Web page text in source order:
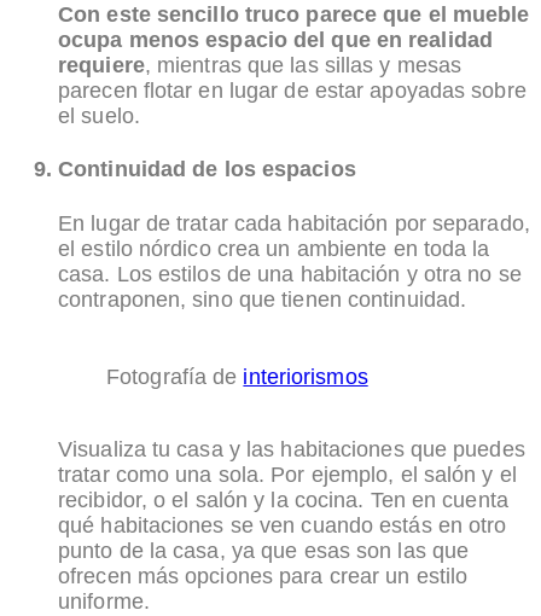
Con este sencillo truco parece que el mueble
ocupa menos espacio del que en realidad
requiere, mientras que las sillas y mesas
parecen flotar en lugar de estar apoyadas sobre
el suelo.
Continuidad de los espacios
En lugar de tratar cada habitación por separado,
el estilo nórdico crea un ambiente en toda la
casa. Los estilos de una habitación y otra no se
contraponen, sino que tienen continuidad.
Fotografía de interiorismos
Visualiza tu casa y las habitaciones que puedes
tratar como una sola. Por ejemplo, el salón y el
recibidor, o el salón y la cocina. Ten en cuenta
qué habitaciones se ven cuando estás en otro
punto de la casa, ya que esas son las que
ofrecen más opciones para crear un estilo
uniforme.